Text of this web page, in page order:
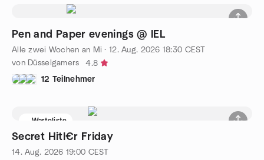
Pen and Paper evenings @ IEL
Alle zwei Wochen an Mi ·12. Aug. 2026 18:30 CEST
von Düsselgamers
4.8
12 Teilnehmer
Warteliste
Secret Hitl€r Friday
14. Aug. 2026 19:00 CEST